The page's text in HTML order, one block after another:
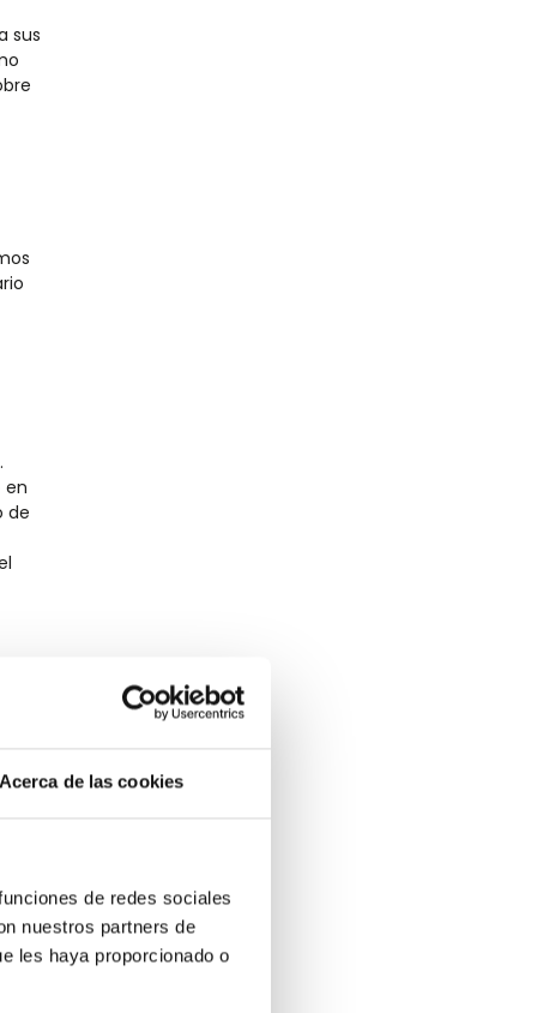
de las cookies
de redes sociales
nuestros partners de
les haya proporcionado o
sus
.
en
de
de